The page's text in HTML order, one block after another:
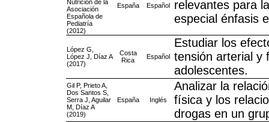
Nutrición de la
Asociación
Española de
Pediatría
(2012)
España Español
relevantes para
especial énfasis
López G,
López J, Díaz A
(2017)
Costa
Rica
Español
Estudiar los
tensión arterial y
adolescentes.
Gil P, Prieto A,
Dos Santos S,
Serra J, Aguilar
M, Díaz A
(2019)
España Inglés
Analizar la
física y los
drogas en un